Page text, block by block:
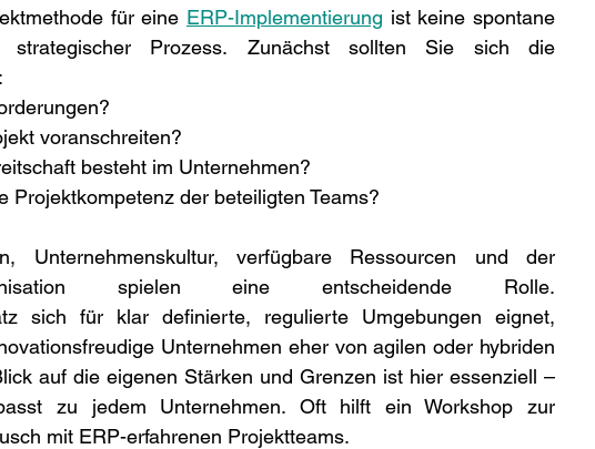
für eine ERP-Implementierung ist keine spontane
strategischer Prozess. Zunächst sollten Sie sich die
voranschreiten?
besteht im Unternehmen?
Projektkompetenz der beteiligten Teams?
Unternehmenskultur, verfügbare Ressourcen und der
spielen eine entscheidende Rolle.
sich für klar definierte, regulierte Umgebungen eignet,
Unternehmen eher von agilen oder hybriden
auf die eigenen Stärken und Grenzen ist hier essenziell –
zu jedem Unternehmen. Oft hilft ein Workshop zur
mit ERP-erfahrenen Projektteams.